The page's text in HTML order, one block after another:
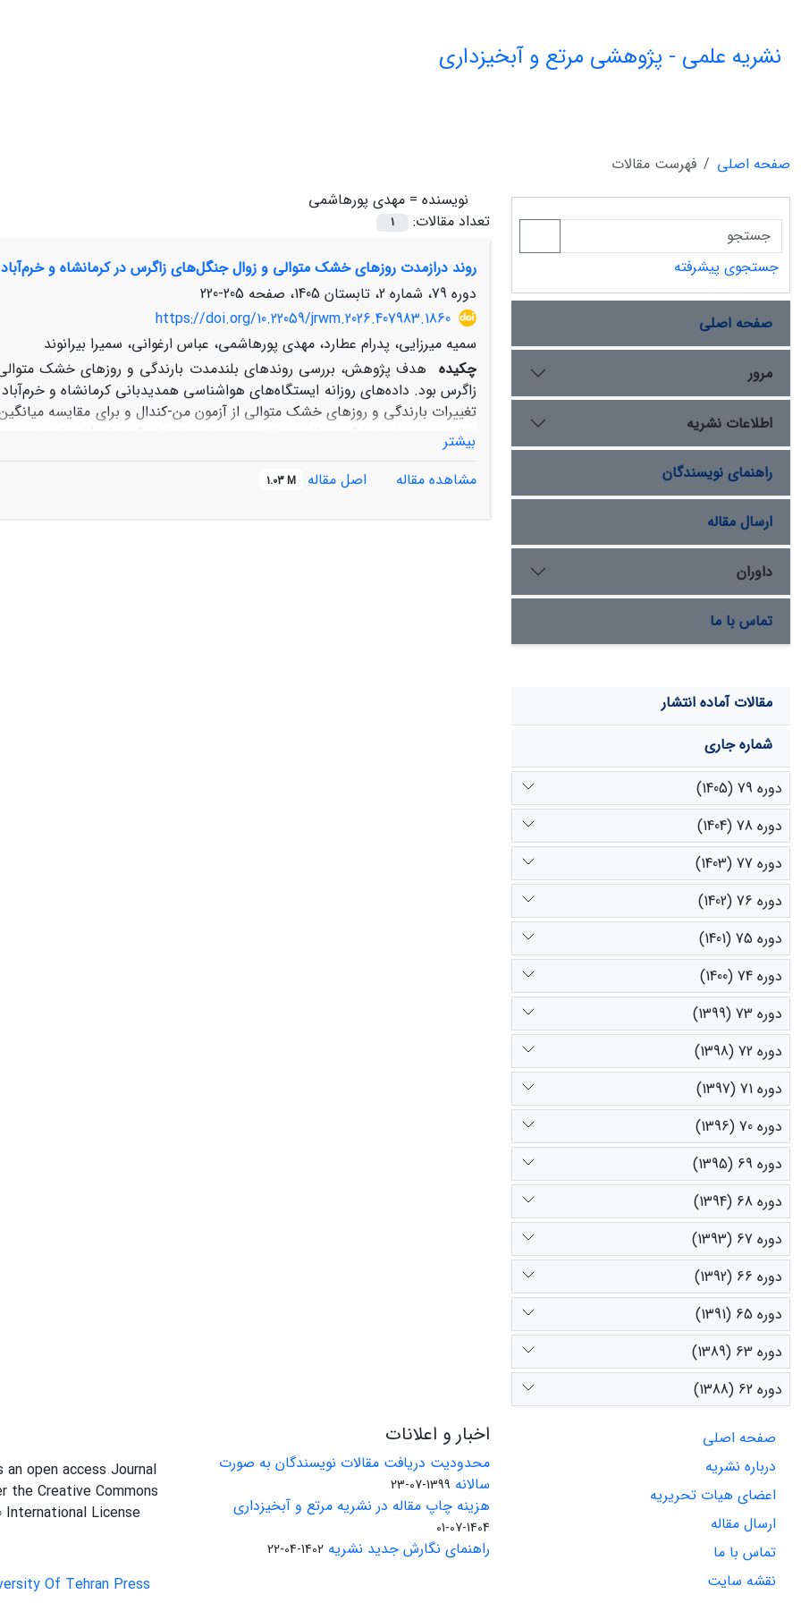
نشریه علمی - پژوهشی مرتع و آبخیزداری
صفحه اصلی
فهرست مقالات
نویسنده = مهدی پورهاشمی
تعداد مقالات:
1
روند درازمدت روزهای خشک متوالی و زوال جنگل‌های زاگرس در کرمانشاه و خرم‌آباد
دوره 79، شماره 2، تابستان 1405، صفحه
205-220
https://doi.org/10.22059/jrwm.2026.407983.1860
سمیه میرزایی، پدرام عطارد، مهدی پورهاشمی، عباس ارغوانی، سمیرا بیرانوند
چکیده
تغییرات بارندگی و روزهای خشک متوالی از آزمون من-کندال و برای مقایسه
بارانی و روزهای خشک
بیشتر
مشاهده مقاله
اصل مقاله 1.03 M
جستجوی پیشرفته
صفحه اصلی
مرور
اطلاعات نشریه
راهنمای نویسندگان
ارسال مقاله
داوران
تماس با ما
مقالات آماده انتشار
شماره جاری
دوره 79 (1405)
دوره 78 (1404)
دوره 77 (1403)
دوره 76 (1402)
دوره 75 (1401)
دوره 74 (1400)
دوره 73 (1399)
دوره 72 (1398)
دوره 71 (1397)
دوره 70 (1396)
دوره 69 (1395)
دوره 68 (1394)
دوره 67 (1393)
دوره 66 (1392)
دوره 65 (1391)
دوره 63 (1389)
دوره 62 (1388)
صفحه اصلی
درباره نشریه
اعضای هیات تحریریه
ارسال مقاله
تماس با ما
نقشه سایت
اخبار و اعلانات
محدودیت دریافت مقالات نویسندگان به صورت
سالانه 1399-07-23
هزینه چاپ مقاله در نشریه مرتع و آبخیزداری
1404-07-01
راهنمای نگارش جدید نشریه 1402-04-22
an open access Journal
the Creative Commons
License
Of Tehran Press